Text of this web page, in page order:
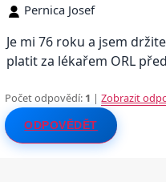
Pernica Josef
Je mi 76 roku a jsem
platit za lékařem ORL
Počet odpovědí: 1 |Zobrazit
ODPOVĚDĚT